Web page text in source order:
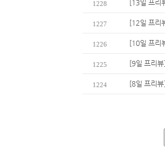
1228 [13일 프리
1227 [12일 프리
1226 [10일 프리
1225 [9일 프리
1224 [8일 프리